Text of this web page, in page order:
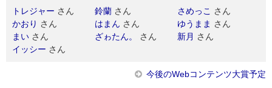
トレジャー さん 鈴蘭 さん さめっこ
さん
かおり さん はまん さん ゆうまま さん
まい さん ざゎたん。 さん 新月 さん
イッシー さん
今後のWebコンテンツ大賞予定